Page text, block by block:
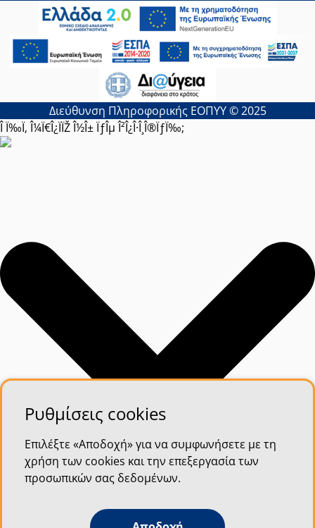
Διεύθυνση Πληροφορικής ΕΟΠΥΥ © 2025
Ρυθμίσεις cookies
Επιλέξτε «Αποδοχή» για να συμφωνήσετε με τη
χρήση των cookies και την επεξεργασία των
προσωπικών σας δεδομένων.
Î Ï‰Ï‚ Î¼Ï€Î¿ÏÏŽ Î½Î± ÏƒÎµ Î²Î¿Î·Î¸Î®ÏƒÏ‰;